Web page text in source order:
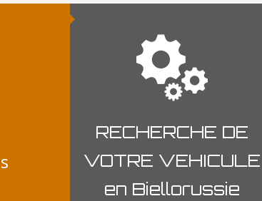
RECHERCHE DE
VOTRE VEHICULE
en Biellorussie